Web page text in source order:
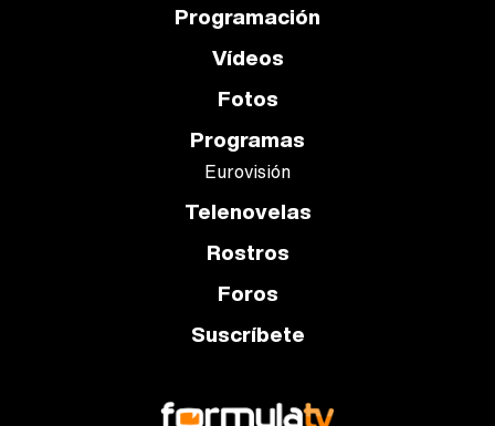
Programación
Vídeos
Fotos
Programas
Eurovisión
Telenovelas
Rostros
Foros
Suscríbete